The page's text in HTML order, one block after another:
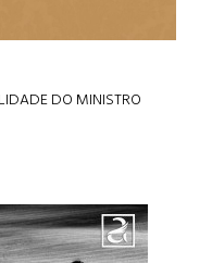
DO MINISTRO